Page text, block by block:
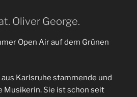
Oliver George.
Open Air auf dem Grünen
Karlsruhe stammende und
Musikerin. Sie ist schon seit